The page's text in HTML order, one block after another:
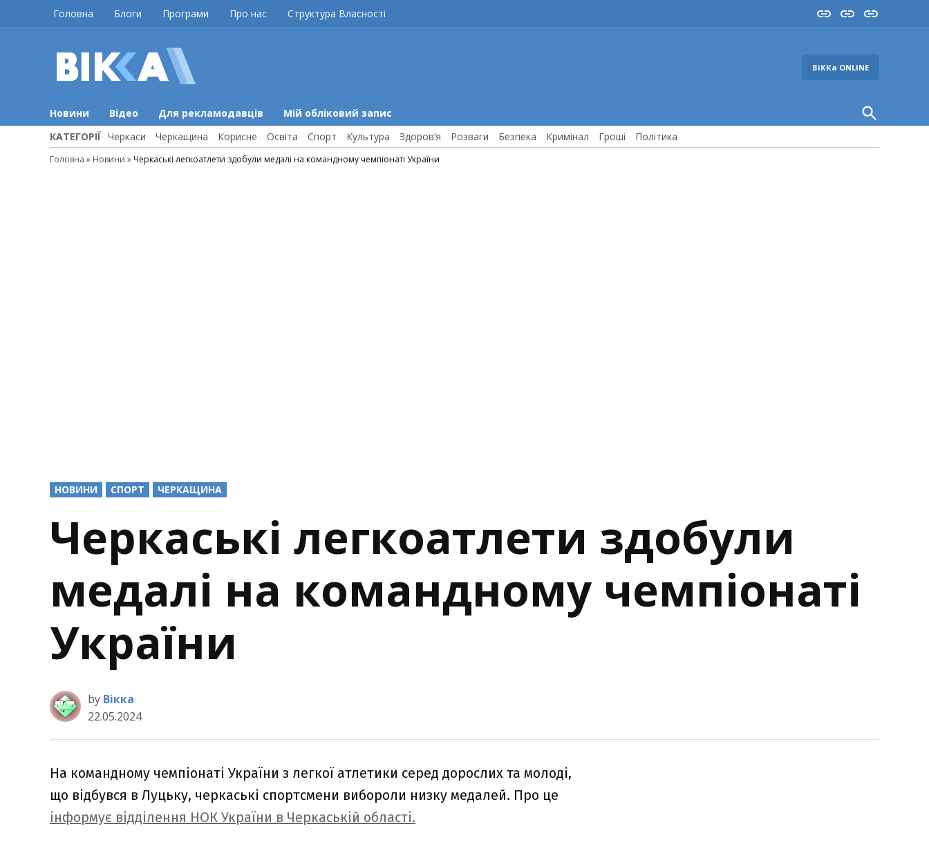
Головна Блоги Програми Про нас Структура Власності InstaYouTube
FB
ВіККа ONLINE
Новини Відео Для рекламодавців Мій обліковий запис
Open
Search
КАТЕГОРІЇ Черкаси Черкащина Корисне Освіта Спорт Культура Здоров’я Розваги Безпека Кримінал Гроші Політика
Головна » Новини » Черкаські легкоатлети здобули медалі на командному чемпіонаті України
POSTED
IN
НОВИНИ СПОРТ ЧЕРКАЩИНА
Черкаські легкоатлети здобули
медалі на командному чемпіонаті
України
by Вікка
22.05.2024
На командному чемпіонаті України з легкої атлетики серед дорослих та молоді,
що відбувся в Луцьку, черкаські спортсмени вибороли низку медалей. Про це
інформує відділення НОК України в Черкаській області.